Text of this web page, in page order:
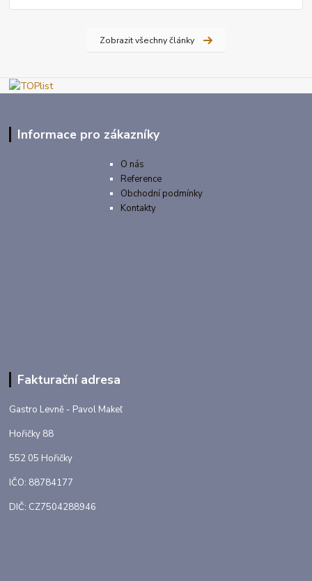
Zobrazit všechny články
Informace pro zákazníky
O nás
Reference
Obchodní podmínky
Kontakty
Fakturační adresa
Gastro Levně - Pavol Makeľ
Hořičky 88
552 05 Hořičky
IČO: 88784177
DIČ: CZ7504288946